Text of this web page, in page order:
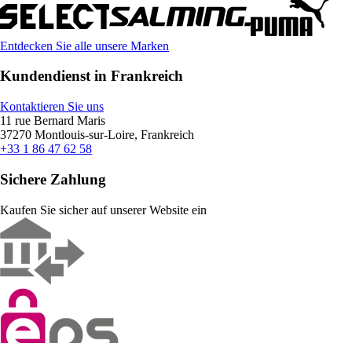
Entdecken Sie alle unsere Marken
Kundendienst in Frankreich
Kontaktieren Sie uns
11 rue Bernard Maris
37270 Montlouis-sur-Loire, Frankreich
+33 1 86 47 62 58
Sichere Zahlung
Kaufen Sie sicher auf unserer Website ein